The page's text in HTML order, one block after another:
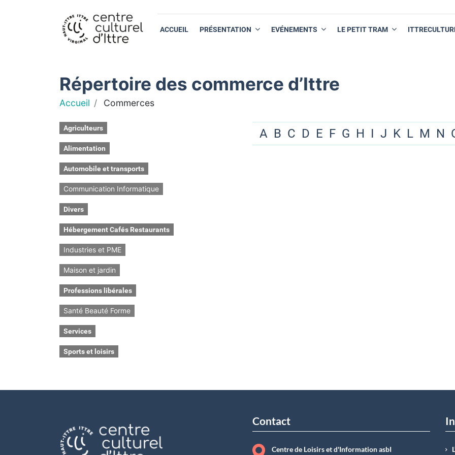
ACCUEIL PRÉSENTATION EVÉNEMENTS LE PETIT TRAM
Répertoire des commerce d’Ittre
Accueil Commerces
Agriculteurs
Alimentation
Automobile et transports
Communication Informatique
Divers
Hébergement Cafés Restaurants
Industries et PME
Maison et jardin
Professions libérales
Santé Beauté Forme
Services
Sports et loisirs
A B C D E F G H I J K L M N
Contact
Centre de Loisirs et d'Information asbI